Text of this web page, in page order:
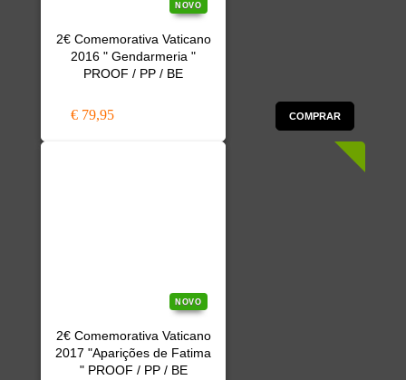
NOVO
2€ Comemorativa Vaticano
2016 " Gendarmeria "
PROOF / PP / BE
€ 79,95 COMPRAR
NOVO
2€ Comemorativa Vaticano
2017 "Aparições de Fatima
" PROOF / PP / BE